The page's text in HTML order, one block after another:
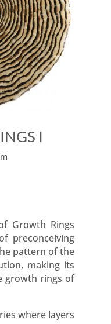
I
Growth Rings
preconceiving
pattern of the
making its
growth rings of
where layers